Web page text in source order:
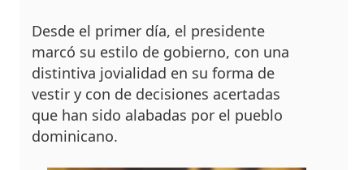
Desde el primer día, el presiden­te
marcó su estilo de go­bierno, con una
distinti­va jovialidad en su forma de
vestir y con de decisio­nes acertadas
que han si­do alabadas por el pueblo
dominicano.